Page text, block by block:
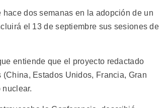
dos semanas en la adopción de un
el 13 de septiembre sus sesiones de
entiende que el proyecto redactado
Estados Unidos, Francia, Gran